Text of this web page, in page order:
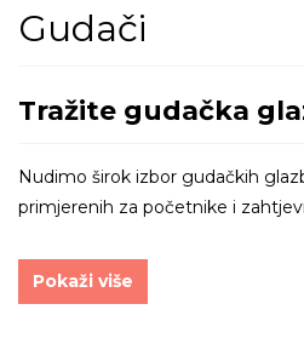
Gudači
Tražite gudačka
Nudimo širok izbor gudačkih
primjerenih za početnike i
Pokaži više